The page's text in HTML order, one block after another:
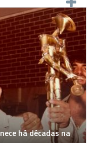
há décadas na